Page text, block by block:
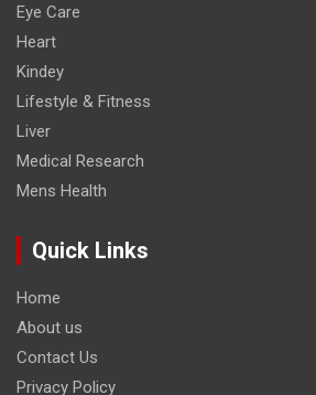
Eye Care
Heart
Kindey
Lifestyle & Fitness
Liver
Medical Research
Mens Health
Quick Links
Home
About us
Contact Us
Privacy Policy